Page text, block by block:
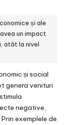
și ale
un impact
atât la nivel
și social
genera venituri
negative,
exemplele de